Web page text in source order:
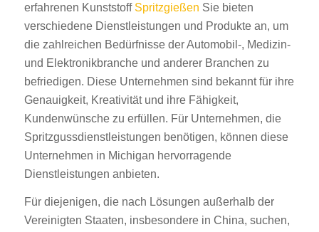
erfahrenen Kunststoff Spritzgießen Sie bieten
verschiedene Dienstleistungen und Produkte an, um
die zahlreichen Bedürfnisse der Automobil-, Medizin-
und Elektronikbranche und anderer Branchen zu
befriedigen. Diese Unternehmen sind bekannt für ihre
Genauigkeit, Kreativität und ihre Fähigkeit,
Kundenwünsche zu erfüllen. Für Unternehmen, die
Spritzgussdienstleistungen benötigen, können diese
Unternehmen in Michigan hervorragende
Dienstleistungen anbieten.
Für diejenigen, die nach Lösungen außerhalb der
Vereinigten Staaten, insbesondere in China, suchen,